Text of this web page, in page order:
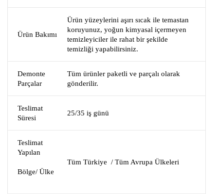
Ürün Bakımı
Ürün yüzeylerini aşırı sıcak ile temastan
koruyunuz, yoğun kimyasal içermeyen
temizleyiciler ile rahat bir şekilde
temizliği yapabilirsiniz.
Demonte
Parçalar
Tüm ürünler paketli ve parçalı olarak
gönderilir.
Teslimat
Süresi
25/35 iş günü
Teslimat
Yapılan
Bölge/ Ülke
Tüm Türkiye / Tüm Avrupa Ülkeleri